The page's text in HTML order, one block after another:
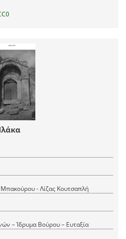
- Λίζας Κουτσαπλή
– Ίδρυμα Βούρου – Ευταξία